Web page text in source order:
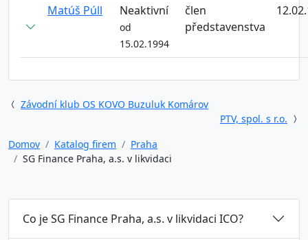
Matúš Púll Neaktivní
od
15.02.1994
člen
představenstva
Závodní klub OS KOVO Buzuluk Komárov
PTV, spol. s r.o.
Domov
Katalog firem
Praha
SG Finance Praha, a.s. v likvidaci
Co je SG Finance Praha, a.s. v likvidaci ICO?